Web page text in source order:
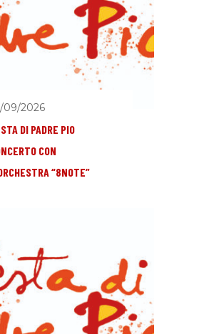
09/2026
DI PADRE PIO
CON
“8NOTE”